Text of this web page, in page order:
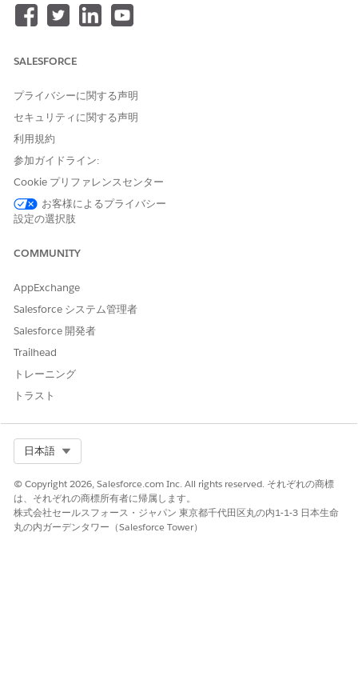
るには、次の総計値を使用します。
間の設定項目の分布が表示されます。CMDB の完全性を確認
Items by Location (ロケーション別の項目) では、グローバル
なアセットの分布が視覚化されます。地域固有の濃度またはギ
ャップを特定します。
目) では、過去 90 日間にインシデントに最も頻繁にリンクさ
れた CI が強調表示されます。是正措置が必要な高リスクアセ
ットを検出します。
[Item Trend by Source Type (ソースタイプ別の項目トレン
タが比較されます。検出の有効性を経時的に監視します。
訳が表示されます。ライフサイクルの進行状況を追跡します。
[Top 20 Item Types (上位 20 項目タイプ)] には、環境内で最
も一般的な CI カテゴリがリストされています。アセットが集
中している場所の概要。
SALESFORCE
プライバシーに関する声明
セキュリティに関する声明
利用規約
参加ガイドライン:
Cookie プリファレンスセンター
お客様によるプライバシー
設定の選択肢
COMMUNITY
AppExchange
Salesforce システム管理者
Salesforce 開発者
Trailhead
トレーニング
トラスト
日本語
© Copyright 2026, Salesforce.com Inc. All rights reserved. それぞれの商標
は、それぞれの商標所有者に帰属します。
株式会社セールスフォース・ジャパン 東京都千代田区丸の内1-1-3 日本生命
丸の内ガーデンタワー（Salesforce Tower）